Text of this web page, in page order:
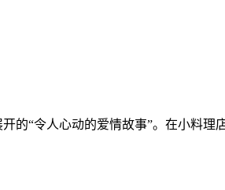
“令人心动的爱情故事”。在小料理